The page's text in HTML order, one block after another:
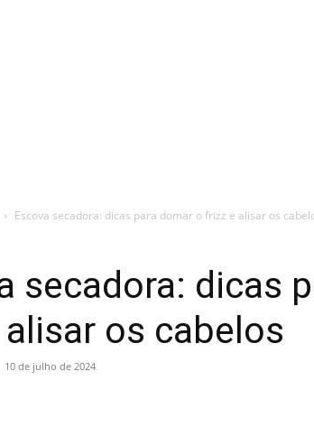
Escova secadora: dicas para domar o frizz e alisar os
secadora: dicas
os cabelos
10 de julho de 2024